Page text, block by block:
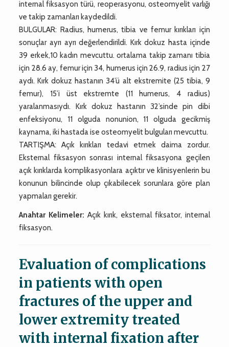
internal fiksasyon türü, reoperasyonu, osteomyelit varlığı
ve takip zamanları kaydedildi.
BULGULAR: Radius, humerus, tibia ve femur kırıkları için
sonuçlar ayrı ayrı değerlendirildi. Kırk dokuz hasta içinde
39 erkek,10 kadın mevcuttu. ortalama takip zamanı tibia
için 28.6 ay, femur için 34, humerus için 26.9, radius için 27
aydı. Kırk dokuz hastanın 34’ü alt ekstremite (25 tibia, 9
femur), 15’i üst ekstremte (11 humerus, 4 radius)
yaralanmasıydı. Kırk dokuz hastanın 32’sinde pin dibi
enfeksiyonu, 11 olguda nonunion, 11 olguda gecikmiş
kaynama, iki hastada ise osteomyelit bulguları mevcuttu.
TARTIŞMA: Açık kırıkları tedavi etmek daima zordur.
Eksternal fiksasyon sonrası internal fiksasyona geçilen
açık kırıklarda komplikasyonlara açıktır ve klinisyenlerin bu
konunun bilincinde olup çıkabilecek sorunlara göre plan
yapmaları gerekir.
Anahtar Kelimeler: Açık kırık, eksternal fiksator, internal
fiksasyon.
Evaluation of complications
in patients with open
fractures of the upper and
lower extremity treated
with internal fixation after